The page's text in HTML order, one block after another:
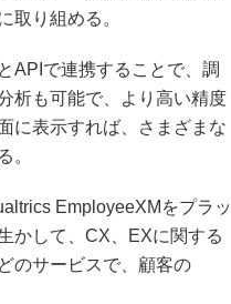
取り組める。
APIで連携することで、調
析も可能で、より高い精度
に表示すれば、さまざまな
。
EmployeeXMをプラッ
かして、CX、EXに関する
のサービスで、顧客の